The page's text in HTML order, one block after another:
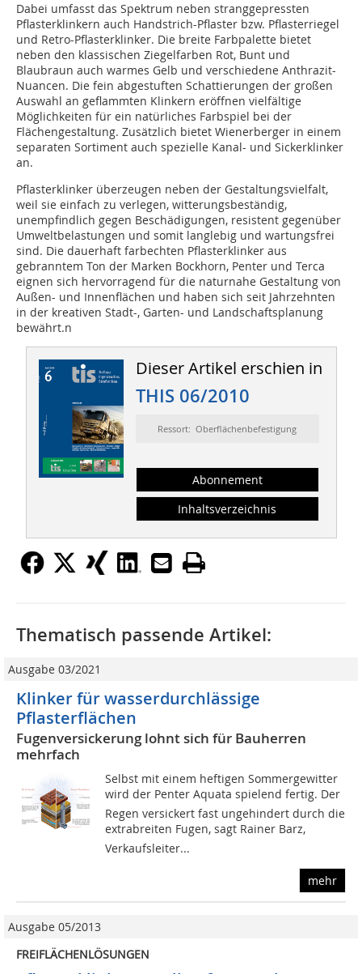
Dabei umfasst das Spektrum neben stranggepressten
Pflasterklinkern auch Handstrich-Pflaster bzw. Pflasterriegel
und Retro-Pflasterklinker. Die breite Farbpalette bietet
neben den klassischen Ziegelfarben Rot, Bunt und
Blaubraun auch warmes Gelb und verschiedene Anthrazit-
Nuancen. Die fein abgestuften Schattierungen der großen
Auswahl an geflammten Klinkern eröffnen vielfältige
Möglichkeiten für ein natürliches Farbspiel bei der
Flächengestaltung. Zusätzlich bietet Wienerberger in einem
separaten Sortiment auch spezielle Kanal- und Sickerklinker
an.
Pflasterklinker überzeugen neben der Gestaltungsvielfalt,
weil sie einfach zu verlegen, witterungsbeständig,
unempfindlich gegen Beschädigungen, resistent gegenüber
Umweltbelastungen und somit langlebig und wartungsfrei
sind. Die dauerhaft farbechten Pflasterklinker aus
gebranntem Ton der Marken Bockhorn, Penter und Terca
eignen sich hervorragend für die naturnahe Gestaltung von
Außen- und Innenflächen und haben sich seit Jahrzehnten
in der kreativen Stadt-, Garten- und Landschaftsplanung
bewährt.n
Dieser Artikel erschien in
THIS 06/2010
Ressort: Oberflächenbefestigung
Abonnement
Inhaltsverzeichnis
Thematisch passende Artikel:
Ausgabe 03/2021
Klinker für wasserdurchlässige
Pflasterflächen
Fugenversickerung lohnt sich für Bauherren
mehrfach
Selbst mit einem heftigen Sommergewitter
wird der Penter Aquata spielend fertig. Der
Regen versickert fast ungehindert durch die
extrabreiten Fugen, sagt Rainer Barz,
Verkaufsleiter...
mehr
Ausgabe 05/2013
FREIFLÄCHENLÖSUNGEN